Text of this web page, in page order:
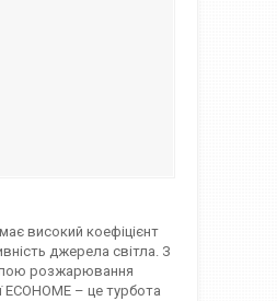
високий коефіцієнт
джерела світла. З
розжарювання
– це турбота